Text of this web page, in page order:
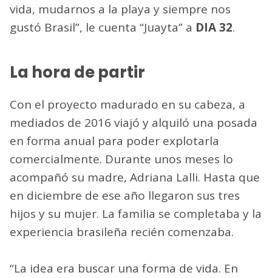
vida, mudarnos a la playa y siempre nos
gustó Brasil”, le cuenta “Juayta” a DIA 32.
La hora de partir
Con el proyecto madurado en su cabeza, a
mediados de 2016 viajó y alquiló una posada
en forma anual para poder explotarla
comercialmente. Durante unos meses lo
acompañó su madre, Adriana Lalli. Hasta que
en diciembre de ese año llegaron sus tres
hijos y su mujer. La familia se completaba y la
experiencia brasileña recién comenzaba.
“La idea era buscar una forma de vida. En